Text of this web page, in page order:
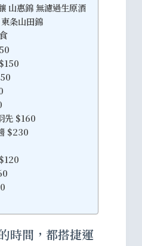
山惠錦 無濾過生原酒
条山田錦
先 $160
$230
時間，都搭捷運